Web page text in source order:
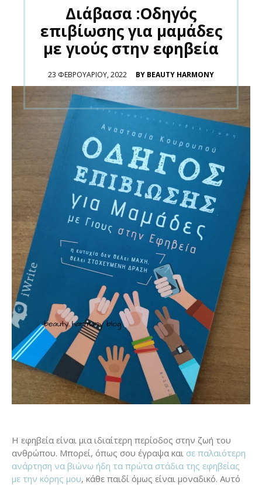
Διάβασα :Οδηγός
επιβίωσης για μαμάδες
με γιούς στην εφηβεία
POSTED
23 ΦΕΒΡΟΥΑΡΊΟΥ, 2022 BY BEAUTY HARMONY
Η εφηβεία είναι μια ιδιαίτερη περίοδος στην ζωή του
ανθρώπου. Μπορεί, όπως σου έγραψα και σε παλαιότερη
ανάρτηση να βιώνω ήδη τα πρώτα στάδια της εφηβείας
με την κόρης μου, κάθε παιδί όμως είναι μοναδικό. Αυτό